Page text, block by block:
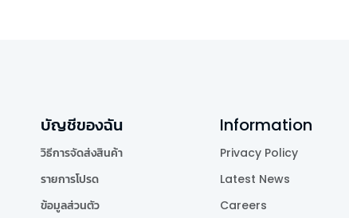
บัญชีของฉัน
วิธีการจัดส่งสินค้า
รายการโปรด
ข้อมูลส่วนตัว
Information
Privacy Policy
Latest News
Careers